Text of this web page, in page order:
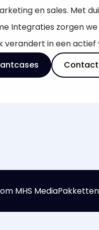
en sales. Met
Integraties zorgen
verandert in een actief
MHS MediaPakketten